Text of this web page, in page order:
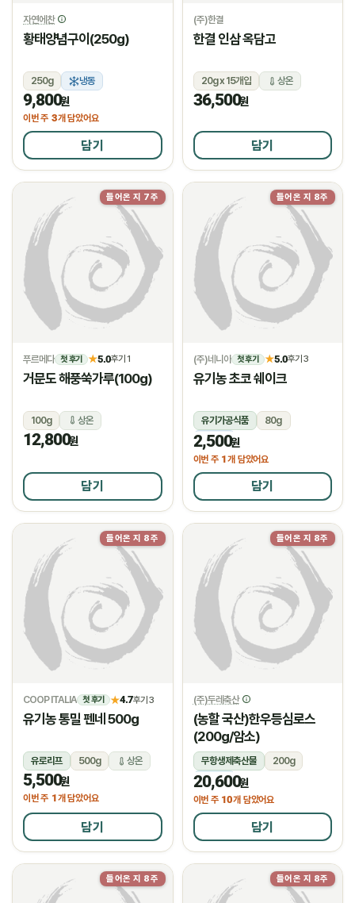
자연에찬
황태양념구이(250g)
250g 냉동
9,800원
이번 주 3개 담았어요
담기
(주)한결
한결 인삼 옥담고
20g x 15개입 상온
36,500원
담기
들어온 지 7주
푸르메다 첫 후기 ★5.0후기 1
거문도 해풍쑥가루(100g)
100g 상온
12,800원
담기
들어온 지 8주
(주)네니아 첫 후기 ★5.0후기 3
유기농 초코 쉐이크
유기가공식품
80g
냉동
2,500원
이번 주 1개 담았어요
담기
들어온 지 8주
COOP ITALIA 첫 후기 ★4.7후기 3
유기농 통밀 펜네 500g
유로리프 500g 상온
5,500원
이번 주 1개 담았어요
담기
들어온 지 8주
(주)두레축산
(농할 국산)한우등심로스
(200g/암소)
무항생제축산물
200g
냉장
20,600원
이번 주 10개 담았어요
담기
들어온 지 8주 들어온 지 8주